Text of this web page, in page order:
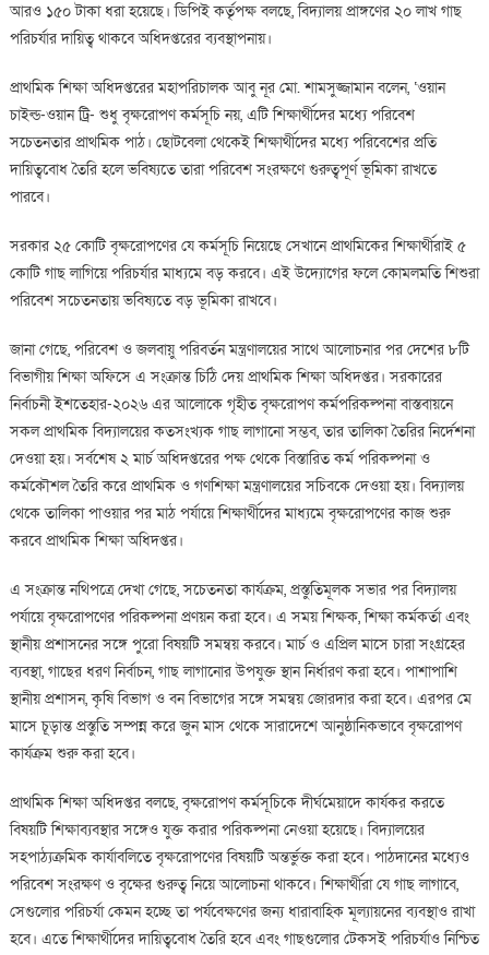
আরও ১৫০ টাকা ধরা হয়েছে। ডিপিই কর্তৃপক্ষ বলছে, বিদ্যালয় প্রাঙ্গণের ২০ লাখ গাছ
পরিচর্যার দায়িত্ব থাকবে অধিদপ্তরের ব্যবস্থাপনায়।
প্রাথমিক শিক্ষা অধিদপ্তরের মহাপরিচালক আবু নূর মো. শামসুজ্জামান বলেন, ‘ওয়ান
চাইল্ড-ওয়ান ট্রি- শুধু বৃক্ষরোপণ কর্মসূচি নয়, এটি শিক্ষার্থীদের মধ্যে পরিবেশ
সচেতনতার প্রাথমিক পাঠ। ছোটবেলা থেকেই শিক্ষার্থীদের মধ্যে পরিবেশের প্রতি
দায়িত্ববোধ তৈরি হলে ভবিষ্যতে তারা পরিবেশ সংরক্ষণে গুরুত্বপূর্ণ ভূমিকা রাখতে
পারবে।
সরকার ২৫ কোটি বৃক্ষরোপণের যে কর্মসূচি নিয়েছে সেখানে প্রাথমিকের শিক্ষার্থীরাই ৫
কোটি গাছ লাগিয়ে পরিচর্যার মাধ্যমে বড় করবে। এই উদ্যোগের ফলে কোমলমতি শিশুরা
পরিবেশ সচেতনতায় ভবিষ্যতে বড় ভূমিকা রাখবে।
জানা গেছে, পরিবেশ ও জলবায়ু পরিবর্তন মন্ত্রণালয়ের সাথে আলোচনার পর দেশের ৮টি
বিভাগীয় শিক্ষা অফিসে এ সংক্রান্ত চিঠি দেয় প্রাথমিক শিক্ষা অধিদপ্তর। সরকারের
নির্বাচনী ইশতেহার-২০২৬ এর আলোকে গৃহীত বৃক্ষরোপণ কর্মপরিকল্পনা বাস্তবায়নে
সকল প্রাথমিক বিদ্যালয়ের কতসংখ্যক গাছ লাগানো সম্ভব, তার তালিকা তৈরির নির্দেশনা
দেওয়া হয়। সর্বশেষ ২ মার্চ অধিদপ্তরের পক্ষ থেকে বিস্তারিত কর্ম পরিকল্পনা ও
কর্মকৌশল তৈরি করে প্রাথমিক ও গণশিক্ষা মন্ত্রণালয়ের সচিবকে দেওয়া হয়। বিদ্যালয়
থেকে তালিকা পাওয়ার পর মাঠ পর্যায়ে শিক্ষার্থীদের মাধ্যমে বৃক্ষরোপণের কাজ শুরু
করবে প্রাথমিক শিক্ষা অধিদপ্তর।
এ সংক্রান্ত নথিপত্রে দেখা গেছে, সচেতনতা কার্যক্রম, প্রস্তুতিমূলক সভার পর বিদ্যালয়
পর্যায়ে বৃক্ষরোপণের পরিকল্পনা প্রণয়ন করা হবে। এ সময় শিক্ষক, শিক্ষা কর্মকর্তা এবং
স্থানীয় প্রশাসনের সঙ্গে পুরো বিষয়টি সমন্বয় করবে। মার্চ ও এপ্রিল মাসে চারা সংগ্রহের
ব্যবস্থা, গাছের ধরণ নির্বাচন, গাছ লাগানোর উপযুক্ত স্থান নির্ধারণ করা হবে। পাশাপাশি
স্থানীয় প্রশাসন, কৃষি বিভাগ ও বন বিভাগের সঙ্গে সমন্বয় জোরদার করা হবে। এরপর মে
মাসে চূড়ান্ত প্রস্তুতি সম্পন্ন করে জুন মাস থেকে সারাদেশে আনুষ্ঠানিকভাবে বৃক্ষরোপণ
কার্যক্রম শুরু করা হবে।
প্রাথমিক শিক্ষা অধিদপ্তর বলছে, বৃক্ষরোপণ কর্মসূচিকে দীর্ঘমেয়াদে কার্যকর করতে
বিষয়টি শিক্ষাব্যবস্থার সঙ্গেও যুক্ত করার পরিকল্পনা নেওয়া হয়েছে। বিদ্যালয়ের
সহপাঠ্যক্রমিক কার্যাবলিতে বৃক্ষরোপণের বিষয়টি অন্তর্ভুক্ত করা হবে। পাঠদানের মধ্যেও
পরিবেশ সংরক্ষণ ও বৃক্ষের গুরুত্ব নিয়ে আলোচনা থাকবে। শিক্ষার্থীরা যে গাছ লাগাবে,
সেগুলোর পরিচর্যা কেমন হচ্ছে তা পর্যবেক্ষণের জন্য ধারাবাহিক মূল্যায়নের ব্যবস্থাও রাখা
হবে। এতে শিক্ষার্থীদের দায়িত্ববোধ তৈরি হবে এবং গাছগুলোর টেকসই পরিচর্যাও নিশ্চিত